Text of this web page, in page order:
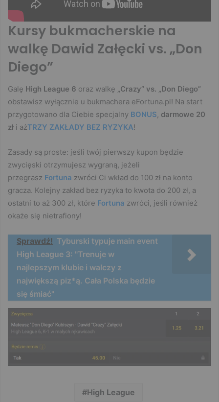
Kursy bukmacherskie na
walkę Dawid Załęcki vs. „Don
Diego”
Galę High League 6 oraz walkę
„Crazy” vs. „Don Diego”
obstawisz wyłącznie u bukmachera eFortuna.pl! Na start
przygotowano dla Ciebie specjalny BONUS, darmowe 20
zł i ażTRZY ZAKŁADY BEZ RYZYKA!
Zasady są proste: jeśli twój pierwszy kupon będzie
zwycięski otrzymujesz wygraną, jeżeli
przegrasz Fortuna zwróci Ci wkład do 100 zł na konto
gracza. Kolejny zakład bez ryzyka to kwota do 200 zł, a
ostatni to aż 300 zł, które Fortuna zwróci, jeśli również
okaże się nietrafiony!
Sprawdź! Tyburski typuje main event
High League 3: "Trenuje w
najlepszym klubie i walczy z
największą piz*ą. Cała Polska będzie
się śmiać"
High League